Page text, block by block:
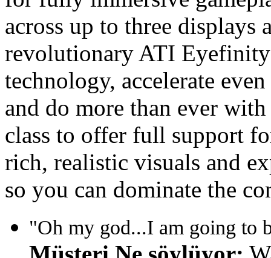
across up to three
revolutionary ATI
technology, accelerate
and do more than ever
class to offer full support
rich, realistic visuals and
so you can dominate the
"Oh my god...I am going to